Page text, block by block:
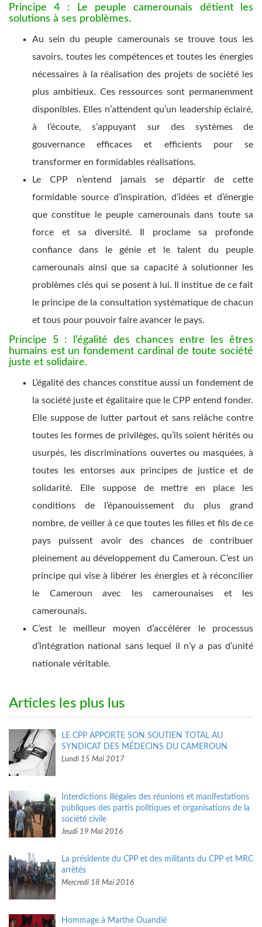
Principe 4 : Le peuple camerounais détient les
solutions à ses problèmes.
Au sein du peuple camerounais se trouve tous les
savoirs, toutes les compétences et toutes les énergies
nécessaires à la réalisation des projets de société les
plus ambitieux. Ces ressources sont permanemment
disponibles. Elles n’attendent qu’un leadership éclairé,
à l’écoute, s’appuyant sur des systèmes de
gouvernance efficaces et efficients pour se
transformer en formidables réalisations.
Le CPP n’entend jamais se départir de cette
formidable source d’inspiration, d’idées et d’énergie
que constitue le peuple camerounais dans toute sa
force et sa diversité. Il proclame sa profonde
confiance dans le génie et le talent du peuple
camerounais ainsi que sa capacité à solutionner les
problèmes clés qui se posent à lui. Il institue de ce fait
le principe de la consultation systématique de chacun
et tous pour pouvoir faire avancer le pays.
Principe 5 : l’égalité des chances entre les êtres
humains est un fondement cardinal de toute société
juste et solidaire.
L’égalité des chances constitue aussi un fondement de
la société juste et égalitaire que le CPP entend fonder.
Elle suppose de lutter partout et sans relâche contre
toutes les formes de privilèges, qu’ils soient hérités ou
usurpés, les discriminations ouvertes ou masquées, à
toutes les entorses aux principes de justice et de
solidarité. Elle suppose de mettre en place les
conditions de l’épanouissement du plus grand
nombre, de veiller à ce que toutes les filles et fils de ce
pays puissent avoir des chances de contribuer
pleinement au développement du Cameroun. C’est un
principe qui vise à libérer les énergies et à réconcilier
le Cameroun avec les camerounaises et les
camerounais.
C’est le meilleur moyen d’accélérer le processus
d’intégration national sans lequel il n’y a pas d’unité
nationale véritable.
Articles les plus lus
LE CPP APPORTE SON SOUTIEN TOTAL AU
SYNDICAT DES MÉDECINS DU CAMEROUN
Lundi 15 Mai 2017
Interdictions illégales des réunions et manifestations
publiques des partis politiques et organisations de la
société civile
Jeudi 19 Mai 2016
La présidente du CPP et des militants du CPP et MRC
arrêtés
Mercredi 18 Mai 2016
Hommage à Marthe Ouandié